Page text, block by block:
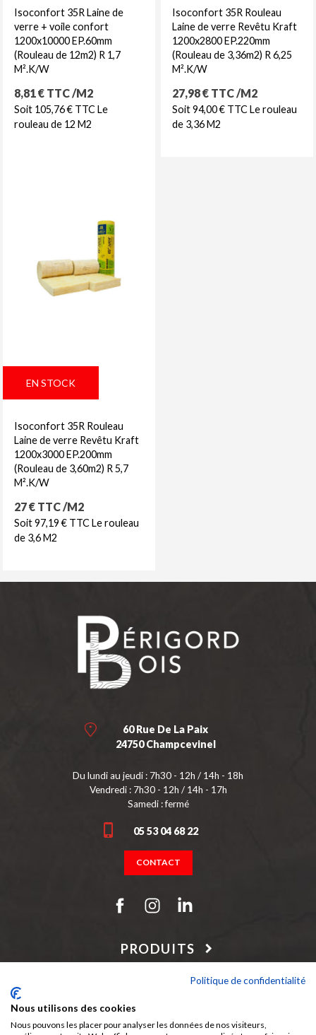
Isoconfort 35R Laine de
verre + voile confort
1200x10000 EP.60mm
(Rouleau de 12m2) R 1,7
M².K/W
Prix
8,81 € TTC /M2
Soit 105,76 € TTC Le
rouleau de 12 M2
Isoconfort 35R Rouleau
Laine de verre Revêtu Kraft
1200x2800 EP.220mm
(Rouleau de 3,36m2) R 6,25
M².K/W
Prix
27,98 € TTC /M2
Soit 94,00 € TTC Le rouleau
de 3,36 M2
EN STOCK
Isoconfort 35R Rouleau
Laine de verre Revêtu Kraft
1200x3000 EP.200mm
(Rouleau de 3,60m2) R 5,7
M².K/W
Prix
27 € TTC /M2
Soit 97,19 € TTC Le rouleau
de 3,6 M2
60 Rue De La Paix
24750 Champcevinel
Du lundi au jeudi : 7h30 - 12h / 14h - 18h
Vendredi : 7h30 - 12h / 14h - 17h
Samedi : fermé
05 53 04 68 22
CONTACT
PRODUITS
NOTRE SOCIÉTÉPolitique de confidentialité
Nous utilisons des cookies
Nous pouvons les placer pour analyser les données de nos visiteurs,